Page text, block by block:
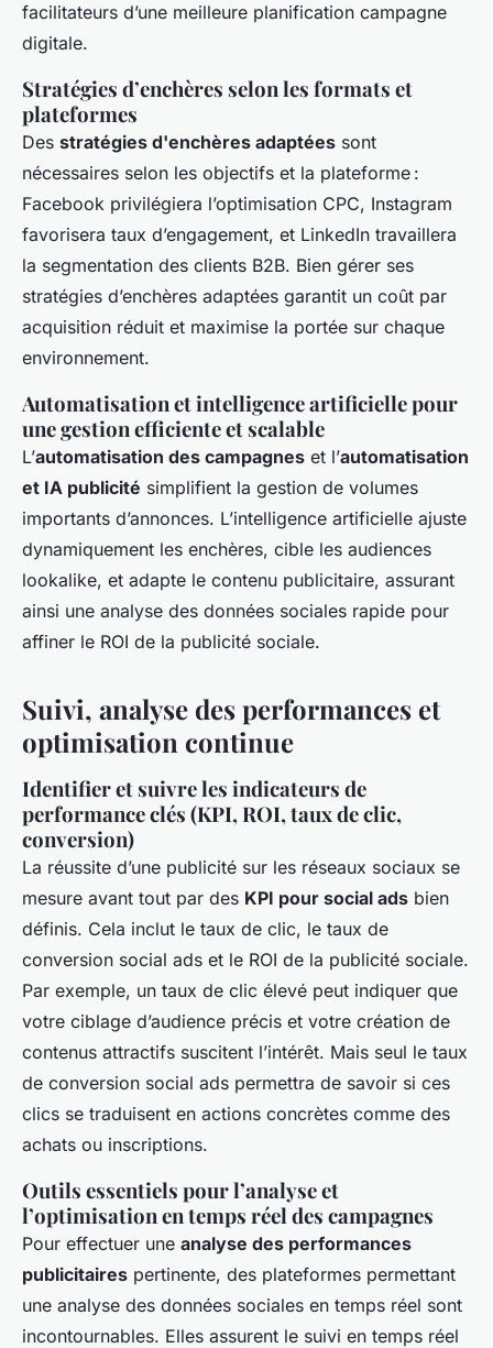
facilitateurs d’une meilleure planification campagne
digitale.
Stratégies d’enchères selon les formats et
plateformes
Des stratégies d'enchères adaptées sont
nécessaires selon les objectifs et la plateforme :
Facebook privilégiera l’optimisation CPC, Instagram
favorisera taux d’engagement, et LinkedIn travaillera
la segmentation des clients B2B. Bien gérer ses
stratégies d’enchères adaptées garantit un coût par
acquisition réduit et maximise la portée sur chaque
environnement.
Automatisation et intelligence artificielle pour
une gestion efficiente et scalable
L’automatisation des campagnes et l’automatisation
et IA publicité simplifient la gestion de volumes
importants d’annonces. L’intelligence artificielle ajuste
dynamiquement les enchères, cible les audiences
lookalike, et adapte le contenu publicitaire, assurant
ainsi une analyse des données sociales rapide pour
affiner le ROI de la publicité sociale.
Suivi, analyse des performances et
optimisation continue
Identifier et suivre les indicateurs de
performance clés (KPI, ROI, taux de clic,
conversion)
La réussite d’une publicité sur les réseaux sociaux se
mesure avant tout par des KPI pour social ads bien
définis. Cela inclut le taux de clic, le taux de
conversion social ads et le ROI de la publicité sociale.
Par exemple, un taux de clic élevé peut indiquer que
votre ciblage d’audience précis et votre création de
contenus attractifs suscitent l’intérêt. Mais seul le taux
de conversion social ads permettra de savoir si ces
clics se traduisent en actions concrètes comme des
achats ou inscriptions.
Outils essentiels pour l’analyse et
l’optimisation en temps réel des campagnes
Pour effectuer une analyse des performances
publicitaires pertinente, des plateformes permettant
une analyse des données sociales en temps réel sont
incontournables. Elles assurent le suivi en temps réel